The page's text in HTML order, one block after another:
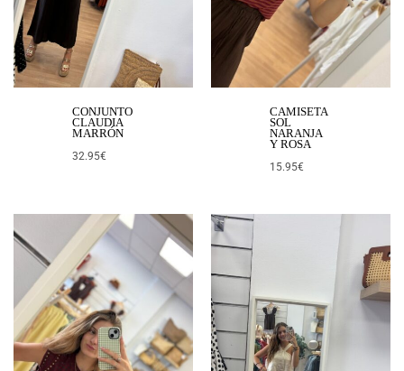
CONJUNTO
CLAUDIA
MARRÓN
32.95€
CAMISETA
SOL
NARANJA
Y ROSA
15.95€